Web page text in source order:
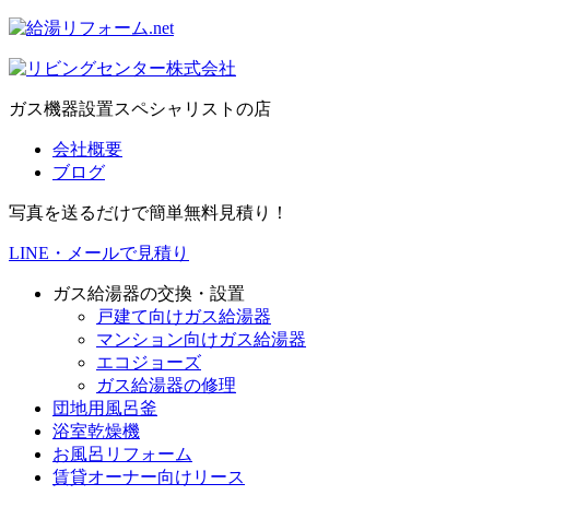
ガス機器設置スペシャリストの店
会社概要
ブログ
写真を送るだけで簡単無料見積り！
LINE・メールで見積り
ガス給湯器の交換・設置
戸建て向けガス給湯器
マンション向けガス給湯器
エコジョーズ
ガス給湯器の修理
団地用風呂釜
浴室乾燥機
お風呂リフォーム
賃貸オーナー向けリース